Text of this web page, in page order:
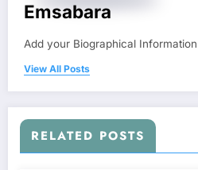
Emsabara
Add your Biographical
View All Posts
RELATED POSTS